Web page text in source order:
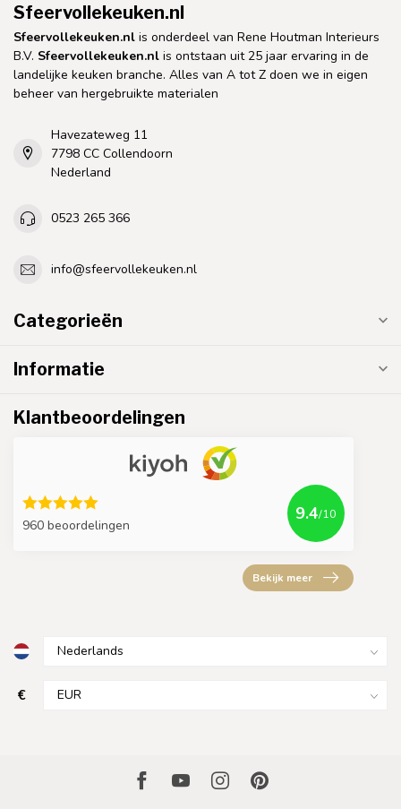
Sfeervollekeuken.nl
Sfeervollekeuken.nl is onderdeel van Rene Houtman Interieurs
B.V. Sfeervollekeuken.nl is ontstaan uit 25 jaar ervaring in de
landelijke keuken branche. Alles van A tot Z doen we in eigen
beheer van hergebruikte materialen
Havezateweg 11
7798 CC Collendoorn
Nederland
0523 265 366
info@sfeervollekeuken.nl
Categorieën
Informatie
Klantbeoordelingen
960 beoordelingen
9.4/10
Bekijk meer
€